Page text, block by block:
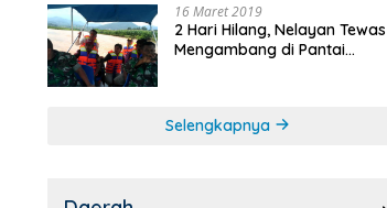
16 Maret 2019
2 Hari Hilang, Nelayan Tewas
Mengambang di Pantai
Selengkapnya